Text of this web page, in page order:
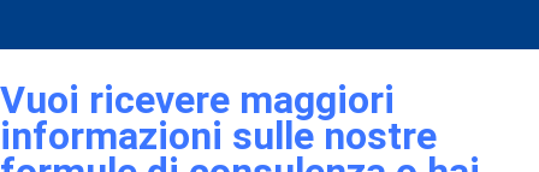
Vuoi ricevere maggiori
informazioni sulle nostre